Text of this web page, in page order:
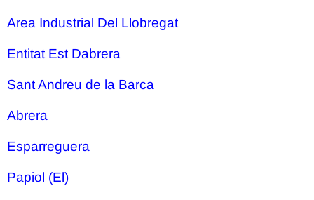
Area Industrial Del Llobregat
Entitat Est Dabrera
Sant Andreu de la Barca
Abrera
Esparreguera
Papiol (El)